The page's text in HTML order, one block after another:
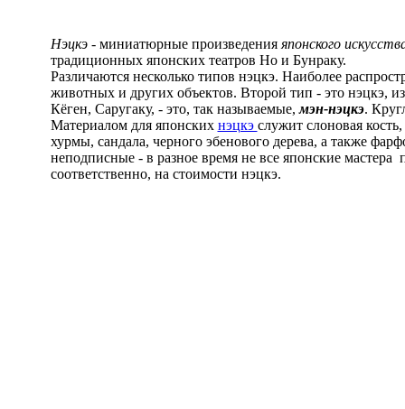
Нэцкэ- миниатюрные произведения японского
традиционных японских театров Но и Бунраку.
Различаются несколько типов нэцкэ. Наиболее
животных и других объектов. Второй тип - это нэцкэ,
Кёген, Саругаку, - это, так называемые, мэн-нэцкэ.
Материалом для японских нэцкэ служит слоновая
хурмы, сандала, черного эбенового дерева, а также
неподписные - в разное время не все японские
соответственно, на стоимости нэцкэ.